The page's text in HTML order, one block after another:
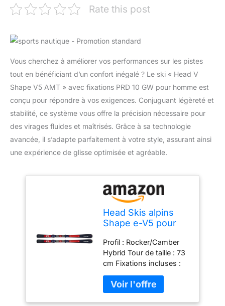
Rate this post
Vous cherchez à améliorer vos performances sur les pistes
tout en bénéficiant d’un confort inégalé ? Le ski « Head V
Shape V5 AMT » avec fixations PRD 10 GW pour homme est
conçu pour répondre à vos exigences. Conjuguant légèreté et
stabilité, ce système vous offre la précision nécessaire pour
des virages fluides et maîtrisés. Grâce à sa technologie
avancée, il s’adapte parfaitement à votre style, assurant ainsi
une expérience de glisse optimisée et agréable.
Head Skis alpins
Shape e-V5 pour
Profil : Rocker/Camber
Hybrid Tour de taille : 73
cm Fixations incluses :